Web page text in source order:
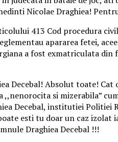
Nicolae Draghiea!
413 Cod procedura
apararea fetei,
a fost exmatriculata
Decebal! Absolut toate! Cat
si mizerabila”
Decebal, institutiei Politiei
esti tu doar un caz izolat
Draghiea Decebal !!!